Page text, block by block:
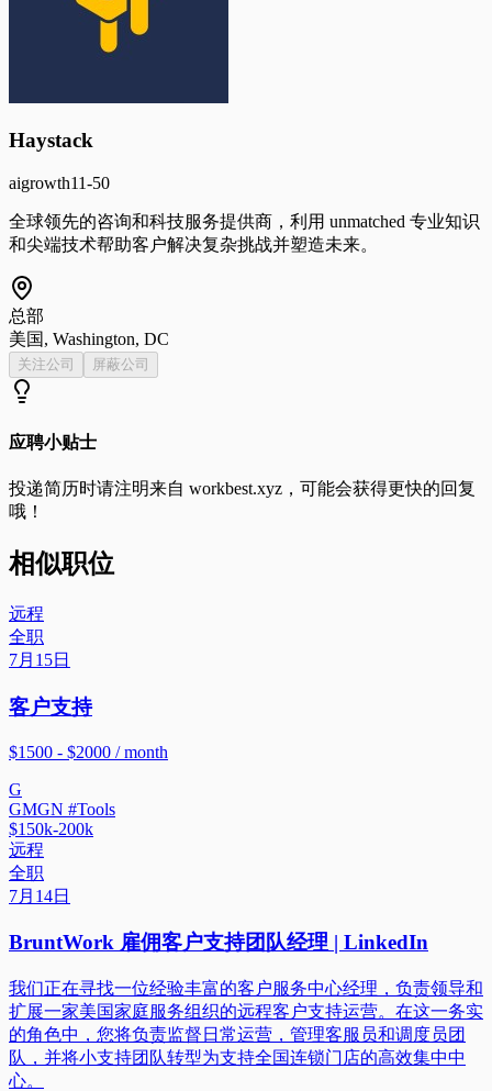
Haystack
aigrowth11-50
全球领先的咨询和科技服务提供商，利用 unmatched 专业知识
和尖端技术帮助客户解决复杂挑战并塑造未来。
总部
美国, Washington, DC
关注公司 屏蔽公司
应聘小贴士
投递简历时请注明来自 workbest.xyz ，可能会获得更快的回复
哦！
相似职位
远程
全职
7月15日
客户支持
$1500 - $2000 / month
G
GMGN #Tools
$150k-200k
远程
全职
7月14日
BruntWork 雇佣客户支持团队经理 | LinkedIn
我们正在寻找一位经验丰富的客户服务中心经理，负责领导和
扩展一家美国家庭服务组织的远程客户支持运营。在这一务实
的角色中，您将负责监督日常运营，管理客服员和调度员团
队，并将小支持团队转型为支持全国连锁门店的高效集中中
心。